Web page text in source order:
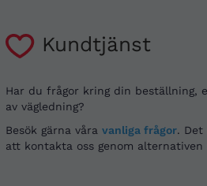
Kundtjänst
Har du frågor kring din beställning,
av vägledning?
Besök gärna våra vanliga frågor. Det
att kontakta oss genom alternativen